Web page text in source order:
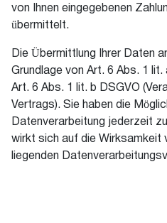
von Ihnen eingegebenen
übermittelt.
Die Übermittlung Ihrer Daten
Grundlage von Art. 6 Abs. 1 lit.
Art. 6 Abs. 1 lit. b DSGVO
Vertrags). Sie haben die
Datenverarbeitung jederzeit
wirkt sich auf die Wirksamkeit
liegenden